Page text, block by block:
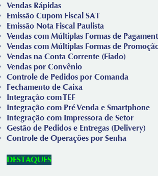
Vendas Rápidas
Emissão Cupom Fiscal SAT
Emissão Nota Fiscal Paulista
Vendas com Múltiplas Formas de
Vendas com Múltiplas Formas de
Vendas na Conta Corrente (Fiado)
Vendas por Convênio
Controle de Pedidos por Comanda
Fechamento de Caixa
Integração com TEF
Integração com Pré Venda e Smartphone
Integração com Impressora de Setor
Gestão de Pedidos e Entregas (Delivery)
Controle de Operações por Senha
DESTAQUES